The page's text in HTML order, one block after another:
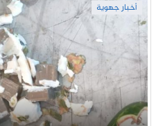
أخبار جهوية